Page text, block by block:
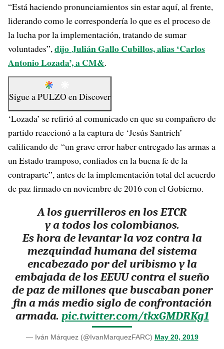
“Está haciendo pronunciamientos sin estar aquí, al frente,
liderando como le correspondería lo que es el proceso de
la lucha por la implementación, tratando de sumar
voluntades”,dijo Julián Gallo Cubillos, alias ‘Carlos
Antonio Lozada’, a CM&.
Sigue aPULZO enDiscover
‘Lozada’ se refirió al comunicado en que su compañero de
partido reaccionó a la captura de ‘Jesús Santrich’
calificando de “un grave error haber entregado las armas a
un Estado tramposo, confiados en la buena fe de la
contraparte”, antes de la implementación total del acuerdo
de paz firmado en noviembre de 2016 con el Gobierno.
A los guerrilleros en los ETCR
y a todos los colombianos.
Es hora de levantar la voz contra la
mezquindad humana del sistema
encabezado por del uribismo y la
embajada de los EEUU contra el sueño
de paz de millones que buscaban poner
fin a más medio siglo de confrontación
armada. pic.twitter.com/tkxGMDRKg1
— Iván Márquez (@IvanMarquezFARC) May 20, 2019